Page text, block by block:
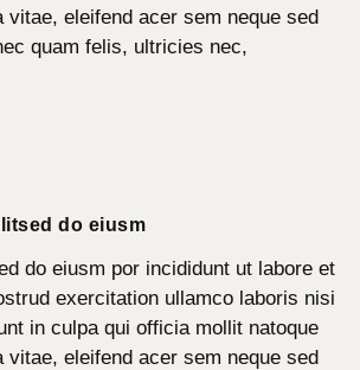
eleifend acer sem neque sed
quam felis, ultricies nec,
do eiusm
do eiusm por incididunt ut labore et
exercitation ullamco laboris nisi
in culpa qui officia mollit natoque
eleifend acer sem neque sed